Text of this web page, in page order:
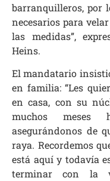
barranquilleros, por
necesarios para
las medidas”,
Heins.
El mandatario
en familia: “Les
en casa, con su
muchos meses
asegurándonos de
raya. Recordemos
está aquí y todavía
terminar con la